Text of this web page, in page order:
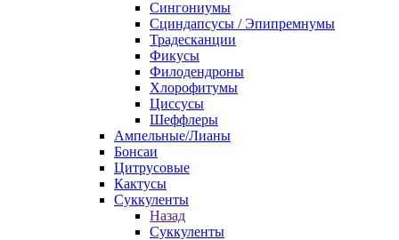
Сингониумы
Сциндапсусы / Эпипремнумы
Традесканции
Фикусы
Филодендроны
Хлорофитумы
Циссусы
Шеффлеры
Ампельные/Лианы
Бонсаи
Цитрусовые
Кактусы
Суккуленты
Назад
Суккуленты